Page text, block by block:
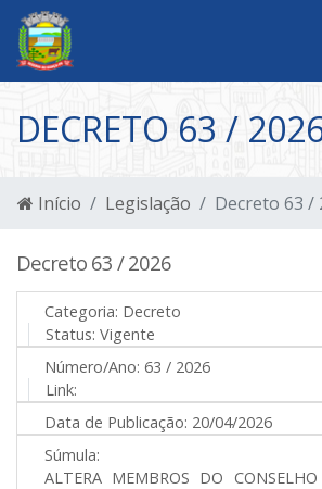
DECRETO 63 /
Início Legislação Decreto 63 /
Decreto 63 / 2026
Categoria: Decreto
Status: Vigente
Número/Ano: 63 / 2026
Link:
Data de Publicação: 20/04/2026
Súmula:
ALTERA MEMBROS DO